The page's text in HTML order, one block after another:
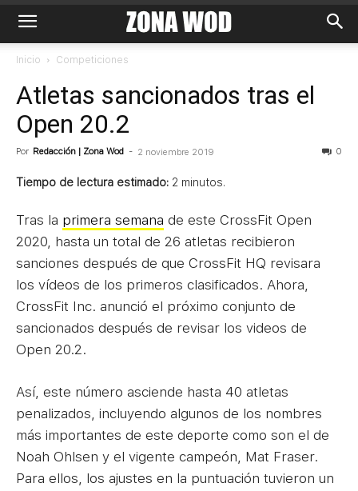
Inicio Competiciones
Atletas sancionados tras el
Open 20.2
Por Redacción | Zona Wod - 2 noviembre 2019 0
Tiempo de lectura estimado: 2 minutos.
Tras la primera semana de este CrossFit Open
2020, hasta un total de 26 atletas recibieron
sanciones después de que CrossFit HQ revisara
los vídeos de los primeros clasificados. Ahora,
CrossFit Inc. anunció el próximo conjunto de
sancionados después de revisar los videos de
Open 20.2.
Así, este número asciende hasta 40 atletas
penalizados, incluyendo algunos de los nombres
más importantes de este deporte como son el de
Noah Ohlsen y el vigente campeón, Mat Fraser.
Para ellos, los ajustes en la puntuación tuvieron un